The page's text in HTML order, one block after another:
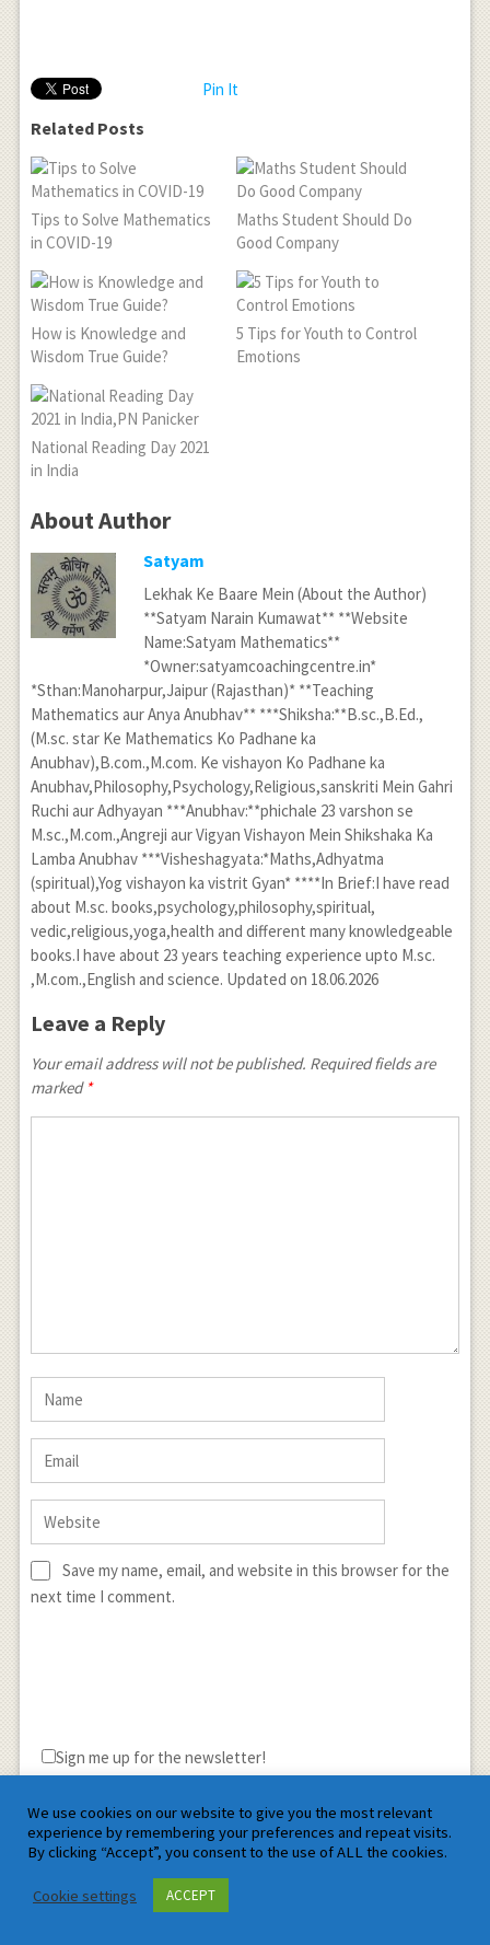
Pin It
Related Posts
Tips to Solve Mathematics
in COVID-19
Maths Student Should Do
Good Company
How is Knowledge and
Wisdom True Guide?
5 Tips for Youth to Control
Emotions
National Reading Day 2021
in India
About Author
Satyam
Lekhak Ke Baare Mein (About the Author)
**Satyam Narain Kumawat** **Website
Name:Satyam Mathematics**
*Owner:satyamcoachingcentre.in*
*Sthan:Manoharpur,Jaipur (Rajasthan)* **Teaching
Mathematics aur Anya Anubhav** ***Shiksha:**B.sc.,B.Ed.,
(M.sc. star Ke Mathematics Ko Padhane ka
Anubhav),B.com.,M.com. Ke vishayon Ko Padhane ka
Anubhav,Philosophy,Psychology,Religious,sanskriti Mein Gahri
Ruchi aur Adhyayan ***Anubhav:**phichale 23 varshon se
M.sc.,M.com.,Angreji aur Vigyan Vishayon Mein Shikshaka Ka
Lamba Anubhav ***Visheshagyata:*Maths,Adhyatma
(spiritual),Yog vishayon ka vistrit Gyan* ****In Brief:I have read
about M.sc. books,psychology,philosophy,spiritual,
vedic,religious,yoga,health and different many knowledgeable
books.I have about 23 years teaching experience upto M.sc.
,M.com.,English and science. Updated on 18.06.2026
Leave a Reply
Your email address will not be published. Required fields are
marked *
Save my name, email, and website in this browser for the
next time I comment.
Sign me up for the newsletter!
We use cookies on our website to give you the most relevant
experience by remembering your preferences and repeat visits.
By clicking “Accept”, you consent to the use of ALL the cookies.
Cookie settings ACCEPT